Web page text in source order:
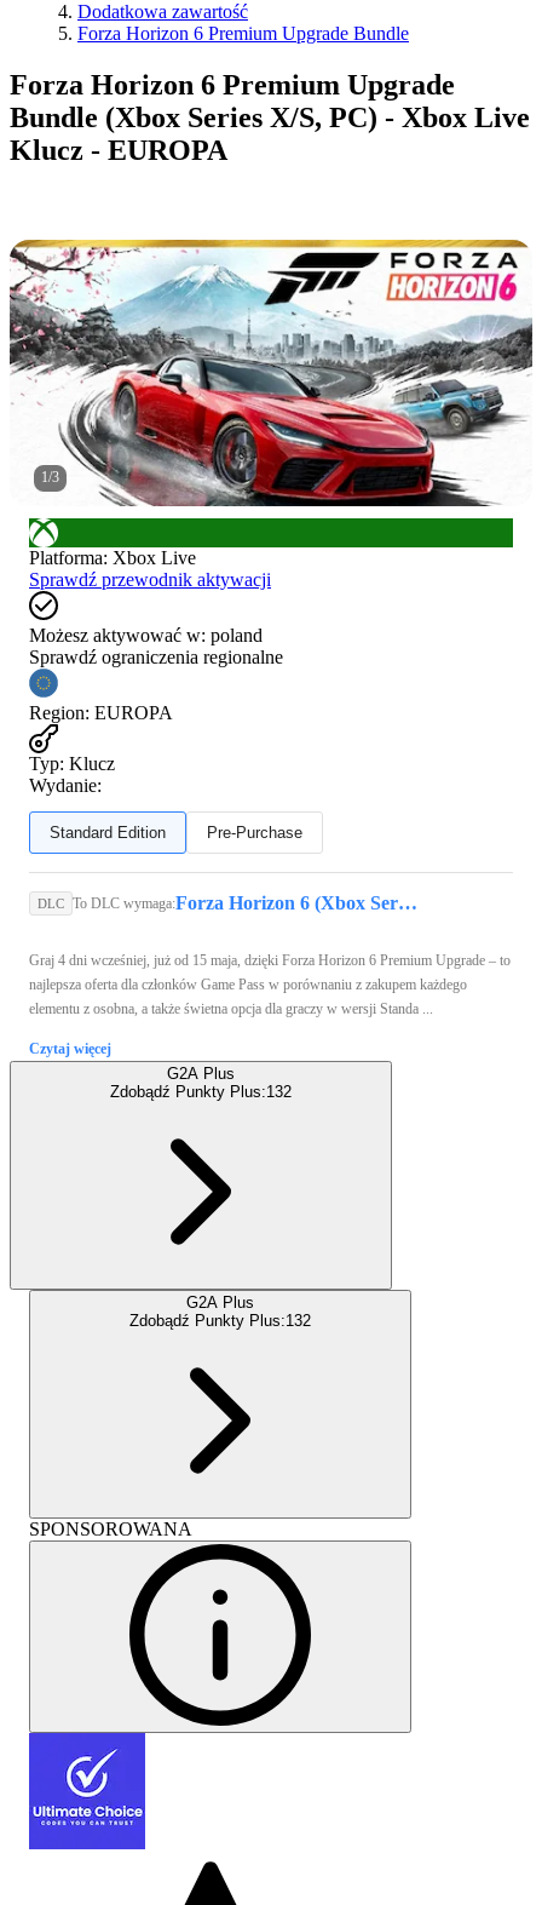
Dodatkowa zawartość
Forza Horizon 6 Premium Upgrade Bundle
Forza Horizon 6 Premium Upgrade
Bundle (Xbox Series X/S, PC) - Xbox Live
Klucz - EUROPA
1/3
Platforma: Xbox Live
Sprawdź przewodnik aktywacji
Możesz aktywować w: poland
Sprawdź ograniczenia regionalne
Region: EUROPA
Typ: Klucz
Wydanie:
Standard Edition Pre-Purchase
DLC To DLC wymaga: Forza Horizon 6 (Xbox Series X/S, PC) - Xbox Live Key - GLOBAL
Graj 4 dni wcześniej, już od 15 maja, dzięki Forza Horizon 6 Premium Upgrade – to
najlepsza oferta dla członków Game Pass w porównaniu z zakupem każdego
elementu z osobna, a także świetna opcja dla graczy w wersji Standa ...
Czytaj więcej
G2A Plus
Zdobądź Punkty Plus:132
G2A Plus
Zdobądź Punkty Plus:132
SPONSOROWANA